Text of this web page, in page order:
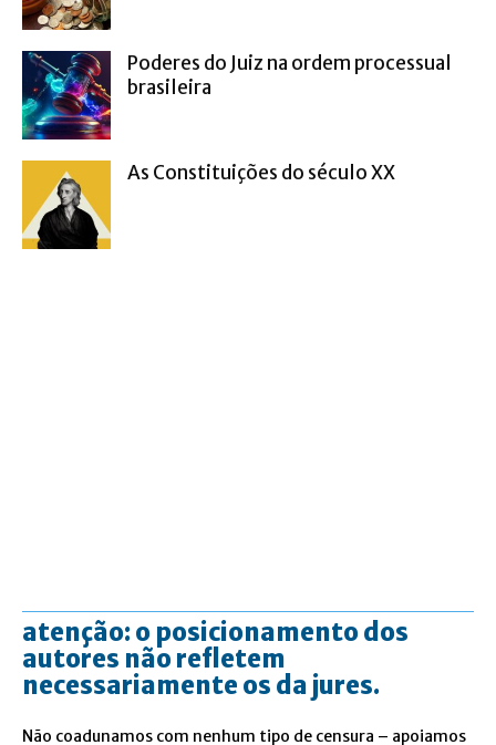
Poderes do Juiz na ordem processual
brasileira
As Constituições do século XX
atenção: o posicionamento dos
autores não refletem
necessariamente os da jures.
Não coadunamos com nenhum tipo de censura – apoiamos